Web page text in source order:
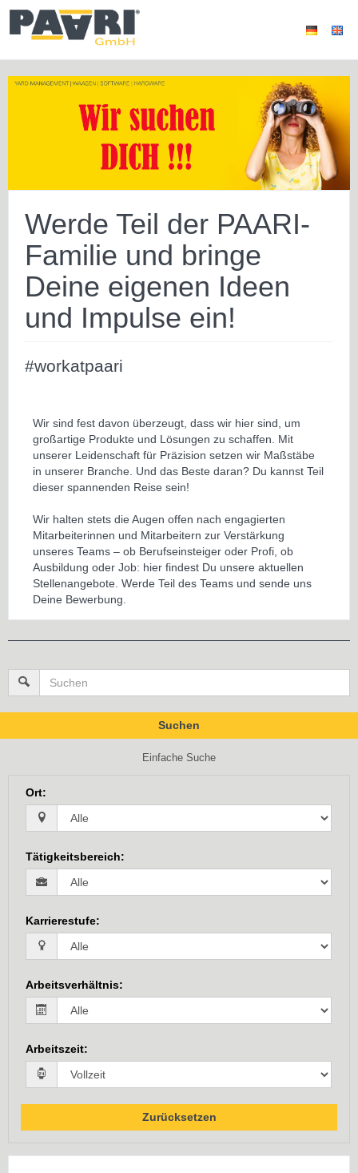
Werde Teil der PAARI-
Familie und bringe
Deine eigenen Ideen
und Impulse ein!
#workatpaari
Wir sind fest davon überzeugt, dass wir hier sind, um
großartige Produkte und Lösungen zu schaffen. Mit
unserer Leidenschaft für Präzision setzen wir Maßstäbe
in unserer Branche. Und das Beste daran? Du kannst Teil
dieser spannenden Reise sein!
Wir halten stets die Augen offen nach engagierten
Mitarbeiterinnen und Mitarbeitern zur Verstärkung
unseres Teams – ob Berufseinsteiger oder Profi, ob
Ausbildung oder Job: hier findest Du unsere aktuellen
Stellenangebote. Werde Teil des Teams und sende uns
Deine Bewerbung.
Suchen
Einfache Suche
Ort:
Tätigkeitsbereich:
Karrierestufe:
Arbeitsverhältnis:
Arbeitszeit:
Zurücksetzen